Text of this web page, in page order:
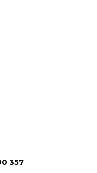
357